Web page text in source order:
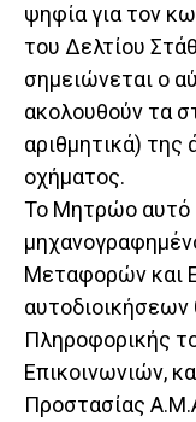
ψηφία για τον
του Δελτίου
σημειώνεται ο
ακολουθούν τα
αριθμητικά) της
οχήματος.
Το Μητρώο αυτό
Μεταφορών και
Πληροφορικής
Επικοινωνιών,
Προστασίας